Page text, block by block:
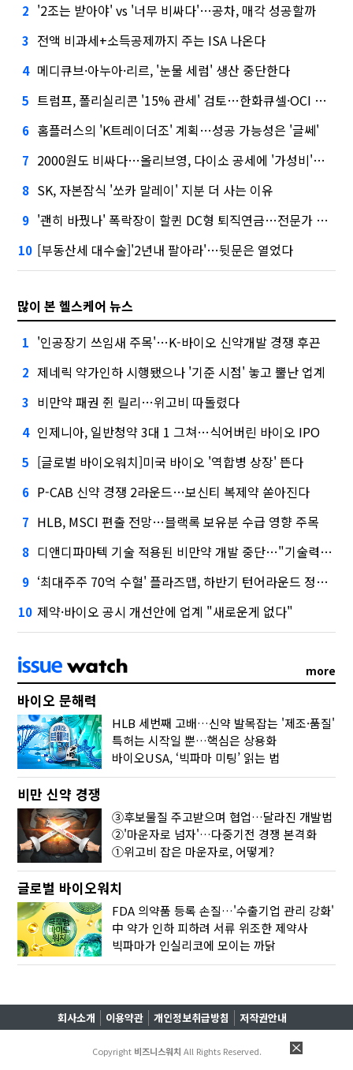
2 '2조는 받아야' vs '너무 비싸다'…공차, 매각 성공할까
3 전액 비과세+소득공제까지 주는 ISA 나온다
4 메디큐브·아누아·리르, '눈물 세럼' 생산 중단한다
5 트럼프, 폴리실리콘 '15% 관세' 검토…한화큐셀·OCI 영향은?
6 홈플러스의 'K트레이더조' 계획…성공 가능성은 '글쎄'
7 2000원도 비싸다…올리브영, 다이소 공세에 '가성비'로 맞불
8 SK, 자본잠식 '쏘카 말레이' 지분 더 사는 이유
9 '괜히 바꿨나' 폭락장이 할퀸 DC형 퇴직연금…전문가 조언은
10 [부동산세 대수술]'2년내 팔아라'…뒷문은 열었다
많이 본 헬스케어 뉴스
1 '인공장기 쓰임새 주목'…K-바이오 신약개발 경쟁 후끈
2 제네릭 약가인하 시행됐으나 '기준 시점' 놓고 뿔난 업계
3 비만약 패권 쥔 릴리…위고비 따돌렸다
4 인제니아, 일반청약 3대 1 그쳐…식어버린 바이오 IPO
5 [글로벌 바이오워치]미국 바이오 '역합병 상장' 뜬다
6 P-CAB 신약 경쟁 2라운드…보신티 복제약 쏟아진다
7 HLB, MSCI 편출 전망…블랙록 보유분 수급 영향 주목
8 디앤디파마텍 기술 적용된 비만약 개발 중단…"기술력 문제 아냐"
9 ‘최대주주 70억 수혈' 플라즈맵, 하반기 턴어라운드 정조준
10 제약·바이오 공시 개선안에 업계 "새로운게 없다"
more
바이오 문해력
HLB 세번째 고배…신약 발목잡는 '제조·품질'
특허는 시작일 뿐…핵심은 상용화
바이오USA, ‘빅파마 미팅’ 읽는 법
비만 신약 경쟁
③후보물질 주고받으며 협업…달라진 개발법
②'마운자로 넘자'…다중기전 경쟁 본격화
①위고비 잡은 마운자로, 어떻게?
글로벌 바이오워치
FDA 의약품 등록 손질…'수출기업 관리 강화'
中 약가 인하 피하려 서류 위조한 제약사
빅파마가 인실리코에 모이는 까닭
회사소개 이용약관 개인정보취급방침 저작권안내
Copyright 비즈니스워치 All Rights Reserved.